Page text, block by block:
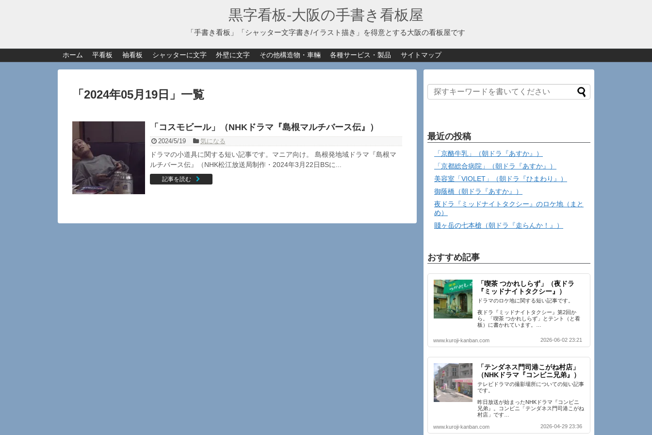
黒字看板‐大阪の手書き看板屋
「手書き看板」「シャッター文字書き/イラスト描き」を得意とする大阪の看板屋です
ホーム 平看板 袖看板 シャッターに文字 外壁に文字 その他構造物・車輛 各種サービス・製品 サイトマップ
「 2024年05月19日 」 一覧
「コスモビール」（NHKドラマ『島根マルチバース伝』）
2024/5/19 気になる
ドラマの小道具に関する短い記事です。マニア向け。 島根発地域ドラマ『島根マ
ルチバース伝』（NHK松江放送局制作・2024年3月22日BSに...
記事を読む
最近の投稿
「京酪牛乳」（朝ドラ『あすか』）
「京都総合病院」（朝ドラ『あすか』）
美容室「VIOLET」（朝ドラ『ひまわり』）
御蔭橋（朝ドラ『あすか』）
夜ドラ『ミッドナイトタクシー』のロケ地（まと
め）
賤ヶ岳の七本槍（朝ドラ『走らんか！』）
おすすめ記事
「喫茶 つかれしらず」（夜ドラ
『ミッドナイトタクシー』）
ドラマのロケ地に関する短い記事です。
夜ドラ『ミッドナイトタクシー』第2回か
ら。「喫茶 つかれしらず」とテント（と看
板）に書かれています。…
www.kuroji-kanban.com 2026-06-02 23:21
「テンダネス門司港こがね村店」
（NHKドラマ『コンビニ兄弟』）
テレビドラマの撮影場所についての短い記事
です。
昨日放送が始まったNHKドラマ『コンビニ
兄弟』。コンビニ「テンダネス門司港こがね
村店」です…
www.kuroji-kanban.com 2026-04-29 23:36